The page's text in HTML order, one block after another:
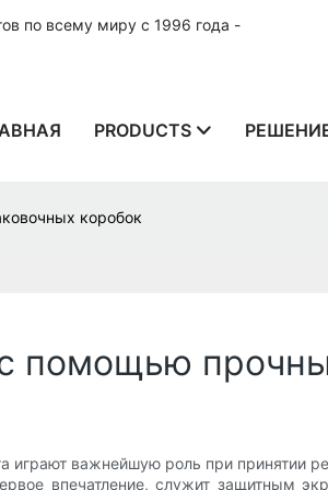
по всему миру с 1996 года -
PRODUCTS
коробок
помощью
важнейшую роль при принятии
впечатление, служит защитным